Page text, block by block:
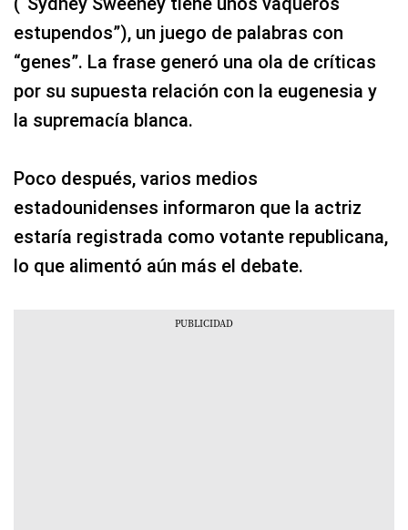
estupendos”), un juego de palabras con
“genes”. La frase generó una ola de críticas
por su supuesta relación con la eugenesia y
la supremacía blanca.
Poco después, varios medios
estadounidenses informaron que la actriz
estaría registrada como votante republicana,
lo que alimentó aún más el debate.